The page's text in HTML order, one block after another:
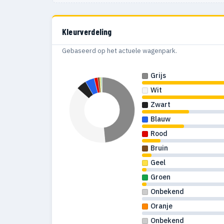
Kleurverdeling
Gebaseerd op het actuele wagenpark.
Grijs
Wit
Zwart
Blauw
Rood
Bruin
Geel
Groen
Onbekend
Oranje
Onbekend